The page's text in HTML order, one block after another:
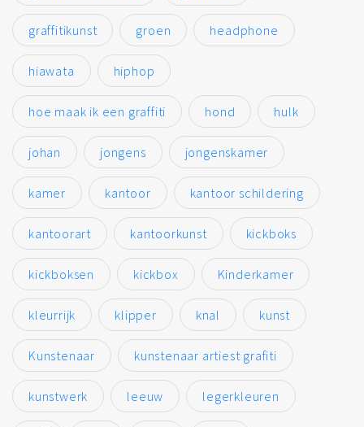
graffitikunst groen headphone
hiawata hiphop
hoe maak ik een graffiti hond hulk
johan jongens jongenskamer
kamer kantoor kantoor schildering
kantoorart kantoorkunst kickboks
kickboksen kickbox Kinderkamer
kleurrijk klipper knal kunst
Kunstenaar kunstenaar artiest grafiti
kunstwerk leeuw legerkleuren